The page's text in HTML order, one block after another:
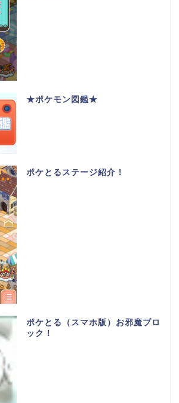
★ポケモン図鑑★
ポケとるステージ紹介！
ポケとる（スマホ版）お邪魔ブロ
ック！